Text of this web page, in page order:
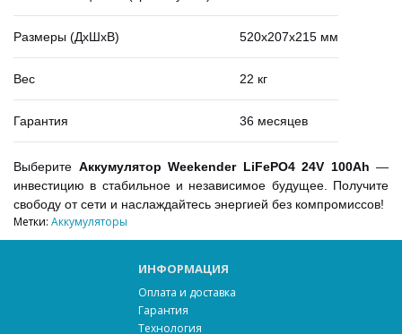
Размеры (ДхШхВ) 520х207х215 мм
Вес 22 кг
Гарантия 36 месяцев
Выберите Аккумулятор Weekender LiFePO4 24V 100Ah —
инвестицию в стабильное и независимое будущее. Получите
свободу от сети и наслаждайтесь энергией без компромиссов!
Метки: Аккумуляторы
ИНФОРМАЦИЯ
Оплата и доставка
Гарантия
Технология